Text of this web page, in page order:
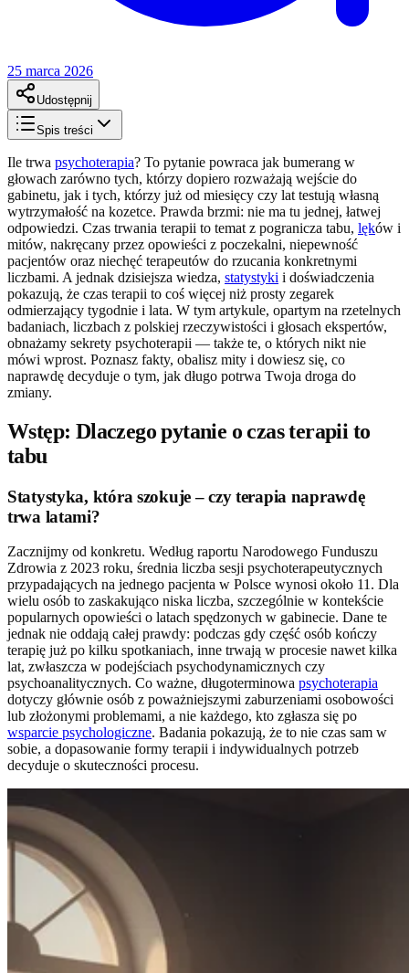
25 marca 2026
Udostępnij
Spis treści
Ile trwa psychoterapia? To pytanie powraca jak bumerang w
głowach zarówno tych, którzy dopiero rozważają wejście do
gabinetu, jak i tych, którzy już od miesięcy czy lat testują własną
wytrzymałość na kozetce. Prawda brzmi: nie ma tu jednej, łatwej
odpowiedzi. Czas trwania terapii to temat z pogranicza tabu, lęków i
mitów, nakręcany przez opowieści z poczekalni, niepewność
pacjentów oraz niechęć terapeutów do rzucania konkretnymi
liczbami. A jednak dzisiejsza wiedza, statystyki i doświadczenia
pokazują, że czas terapii to coś więcej niż prosty zegarek
odmierzający tygodnie i lata. W tym artykule, opartym na rzetelnych
badaniach, liczbach z polskiej rzeczywistości i głosach ekspertów,
obnażamy sekrety psychoterapii — także te, o których nikt nie
mówi wprost. Poznasz fakty, obalisz mity i dowiesz się, co
naprawdę decyduje o tym, jak długo potrwa Twoja droga do
zmiany.
Wstęp: Dlaczego pytanie o czas terapii to
tabu
Statystyka, która szokuje – czy terapia naprawdę
trwa latami?
Zacznijmy od konkretu. Według raportu Narodowego Funduszu
Zdrowia z 2023 roku, średnia liczba sesji psychoterapeutycznych
przypadających na jednego pacjenta w Polsce wynosi około 11. Dla
wielu osób to zaskakująco niska liczba, szczególnie w kontekście
popularnych opowieści o latach spędzonych w gabinecie. Dane te
jednak nie oddają całej prawdy: podczas gdy część osób kończy
terapię już po kilku spotkaniach, inne trwają w procesie nawet kilka
lat, zwłaszcza w podejściach psychodynamicznych czy
psychoanalitycznych. Co ważne, długoterminowa psychoterapia
dotyczy głównie osób z poważniejszymi zaburzeniami osobowości
lub złożonymi problemami, a nie każdego, kto zgłasza się po
wsparcie psychologiczne. Badania pokazują, że to nie czas sam w
sobie, a dopasowanie formy terapii i indywidualnych potrzeb
decyduje o skuteczności procesu.